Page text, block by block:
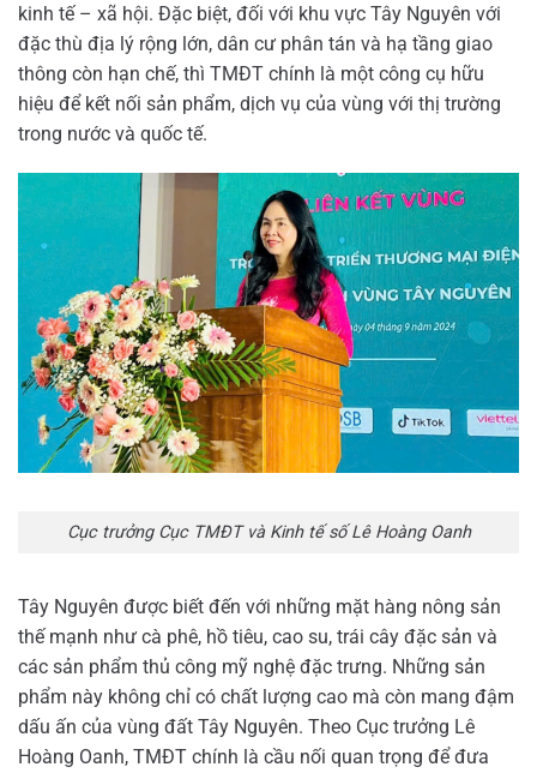
kinh tế – xã hội. Đặc biệt, đối với khu vực Tây Nguyên với
đặc thù địa lý rộng lớn, dân cư phân tán và hạ tầng giao
thông còn hạn chế, thì TMĐT chính là một công cụ hữu
hiệu để kết nối sản phẩm, dịch vụ của vùng với thị trường
trong nước và quốc tế.
Cục trưởng Cục TMĐT và Kinh tế số Lê Hoàng Oanh
Tây Nguyên được biết đến với những mặt hàng nông sản
thế mạnh như cà phê, hồ tiêu, cao su, trái cây đặc sản và
các sản phẩm thủ công mỹ nghệ đặc trưng. Những sản
phẩm này không chỉ có chất lượng cao mà còn mang đậm
dấu ấn của vùng đất Tây Nguyên. Theo Cục trưởng Lê
Hoàng Oanh, TMĐT chính là cầu nối quan trọng để đưa